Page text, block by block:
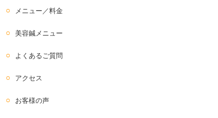
メニュー／料金
美容鍼メニュー
よくあるご質問
アクセス
お客様の声